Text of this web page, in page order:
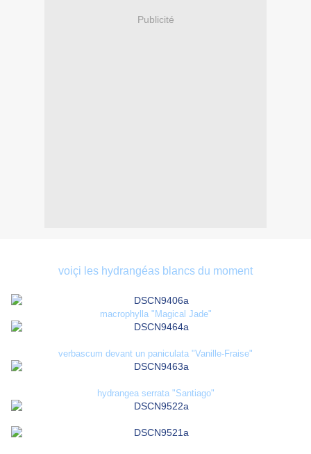
Publicité
voiçi les hydrangéas blancs du moment
macrophylla "Magical Jade"
verbascum devant un paniculata "Vanille-Fraise"
hydrangea serrata "Santiago"